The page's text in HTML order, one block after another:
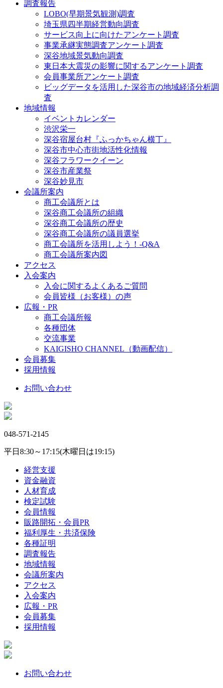
調査報告
LOBO(早期景気観測)調査
埼玉県四半期経営動向調査
サービス向上に向けたアンケート調査
事業承継実態調査アンケート調査
深谷地域景気動向調査
東日本大震災の影響に関するアンケート調査
会員事業所アンケート調査
ビッグデータを活用した深谷市の地域経済分析調
査
地域情報
イベントカレンダー
渋沢栄一
深谷宿屋台村『ふっかちゃん横丁』
深谷市中心市街地活性化情報
深谷フラワークイーン
深谷市産業祭
深谷妙見市
会議所案内
商工会議所とは
深谷商工会議所の組織
深谷商工会議所の歴史
深谷商工会議所の議員選挙
商工会議所を活用しよう！-Q&A
商工会議所案内図
アクセス
入会案内
入会に関するよくあるご質問
会員皆様（お客様）の声
広報・PR
商工会議所報
各種団体
交流事業
KAIGISHO CHANNEL（動画配信）
会員募集
採用情報
お問い合わせ
048-571-2145
平日8:30～17:15(木曜日は19:15)
経営支援
資金融資
人材育成
検定試験
会員情報
販路開拓・会員PR
福利厚生・共済保険
各種証明
調査報告
地域情報
会議所案内
アクセス
入会案内
広報・PR
会員募集
採用情報
お問い合わせ